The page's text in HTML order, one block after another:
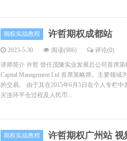
期权实战教程 许哲期权成都站
2023-5-30 阅读(986) 评论(0)
讲师简介 许哲 曾任茂隆实业发展总公司首席
Capital Management Ltd 首席策略师。主要领
的交易。 由于其在2015年6月5日在个人专栏
灾连环平仓过程及人民币...
期权实战教程 许哲期权广州站 视